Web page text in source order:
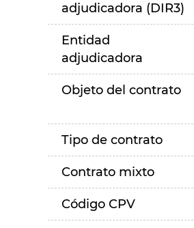
adjudicadora (DIR3)
Entidad
adjudicadora
Objeto del contrato
Tipo de contrato
Contrato mixto
Código CPV